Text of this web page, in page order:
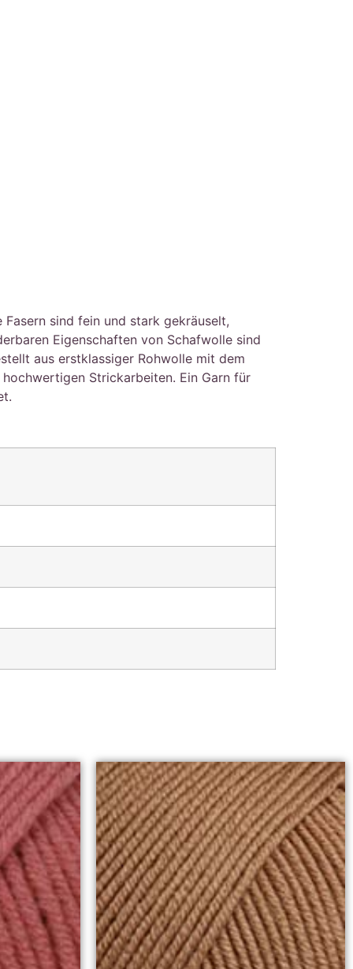
sind fein und stark gekräuselt,
Eigenschaften von Schafwolle sind
aus erstklassiger Rohwolle mit dem
Strickarbeiten. Ein Garn für